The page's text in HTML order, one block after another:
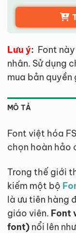
Lưu ý: Font
nhân. Sử dụng
mua bản
MÔ TẢ
Font việt hóa
chọn hoàn hảo
Trong thế giới
kiếm một bộ
là ưu tiên hàng
giáo viên. Font
font) nổi lên